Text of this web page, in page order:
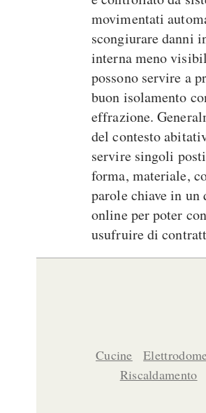
movimentati
scongiurare danni
interna meno
possono servire a
buon isolamento
effrazione.
del contesto
servire singoli
forma, materiale,
parole chiave in
online per poter
usufruire di
Cucine
Riscaldamento